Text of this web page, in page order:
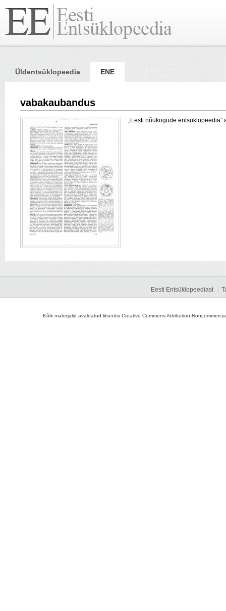
Üldentsüklopeedia ENE
vabakaubandus
„Eesti nõukogude
Eesti Entsüklopeediast
Kõik materjalid avaldatud litsentsi Creative Commons Attribution-